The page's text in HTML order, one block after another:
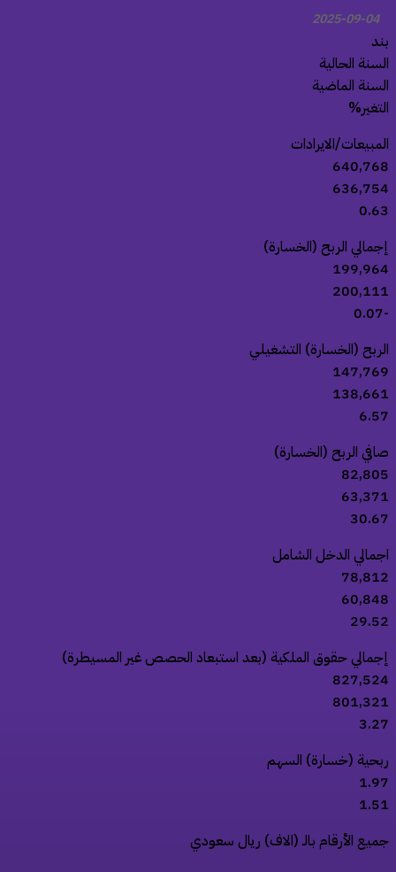
2025-09-04
الحالية
الماضية
الايرادات
الربح (الخسارة)
(الخسارة) التشغيلي
الربح (الخسارة)
الدخل الشامل
حقوق الملكية (بعد استبعاد الحصص غير المسيطرة)
(خسارة) السهم
الأرقام بالـ (الاف) ريال سعودي